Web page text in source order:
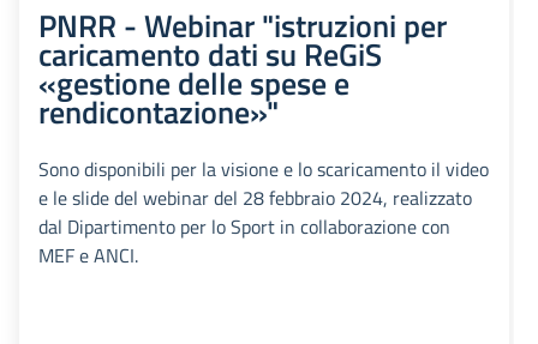
PNRR - Webinar "istruzioni per
caricamento dati su ReGiS
«gestione delle spese e
rendicontazione»"
Sono disponibili per la visione e lo scaricamento il video
e le slide del webinar del 28 febbraio 2024, realizzato
dal Dipartimento per lo Sport in collaborazione con
MEF e ANCI.